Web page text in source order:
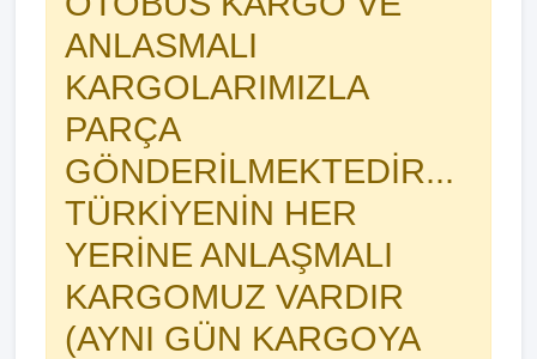
ANLASMALI
KARGOLARIMIZLA
PARÇA
GÖNDERİLMEKTEDİR...
TÜRKİYENİN HER
YERİNE ANLAŞMALI
KARGOMUZ VARDIR
(AYNI GÜN KARGOYA